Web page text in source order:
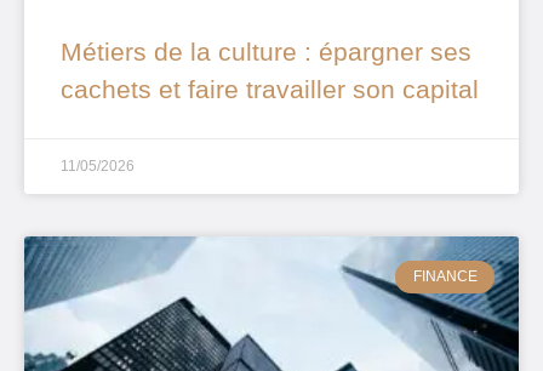
Métiers de la culture : épargner ses
cachets et faire travailler son capital
11/05/2026
FINANCE